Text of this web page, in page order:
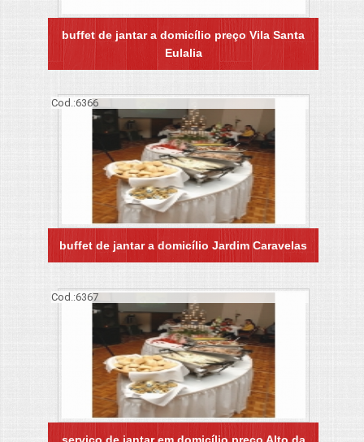
buffet de jantar a domicílio preço Vila Santa
Eulalia
Cod.:6366
buffet de jantar a domicílio Jardim Caravelas
Cod.:6367